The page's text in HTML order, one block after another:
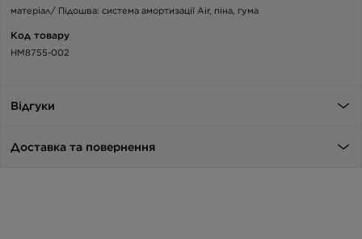
матеріал/ Підошва: система амортизації Air, піна, гума
Код товару
HM8755-002
Відгуки
Доставка та повернення